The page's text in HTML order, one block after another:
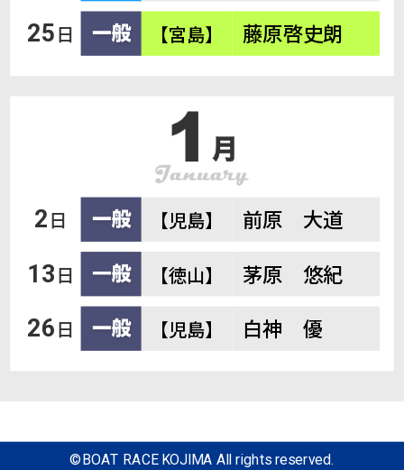
25日 【宮島】 藤原啓史朗
2日 【児島】 前原 大道
13日 【徳山】 茅原 悠紀
26日 【児島】 白神 優
©BOAT RACE KOJIMA All rights reserved.